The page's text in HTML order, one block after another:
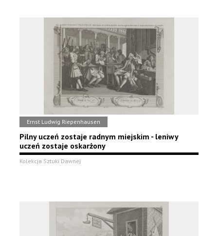
Ernst Ludwig Riepenhausen
Pilny uczeń zostaje radnym miejskim - leniwy
uczeń zostaje oskarżony
Kolekcja Sztuki Dawnej